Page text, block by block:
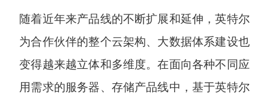
随着近年来产品线的不断扩展和延伸，英特尔
为合作伙伴的整个云架构、大数据体系建设也
变得越来越立体和多维度。在面向各种不同应
用需求的服务器、存储产品线中，基于英特尔